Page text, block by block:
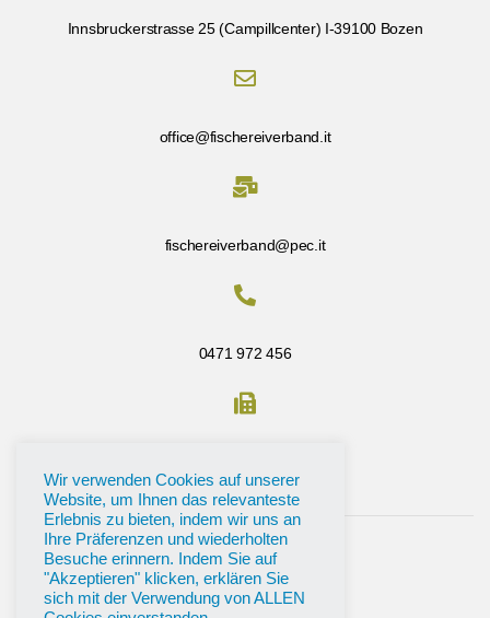
Innsbruckerstrasse 25 (Campillcenter) I-39100 Bozen
office@fischereiverband.it
fischereiverband@pec.it
0471 972 456
Wir verwenden Cookies auf unserer
Website, um Ihnen das relevanteste
Erlebnis zu bieten, indem wir uns an
Ihre Präferenzen und wiederholten
Besuche erinnern. Indem Sie auf
"Akzeptieren" klicken, erklären Sie
sich mit der Verwendung von ALLEN